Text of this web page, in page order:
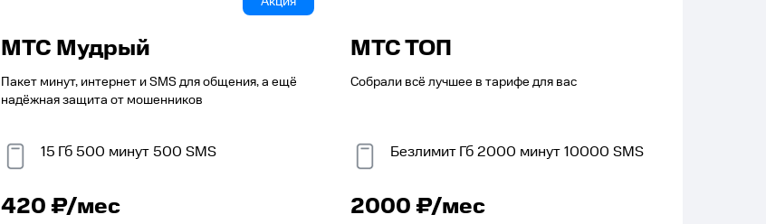
МТС Мудрый
Пакет минут, интернет и SMS для общения, а ещё
надёжная защита от мошенников
15 Гб500 минут500 SMS
420₽/мес
МТС ТОП
Собрали всё лучшее в тарифе для вас
БезлимитГб2000 минут10000 SMS
2000₽/мес